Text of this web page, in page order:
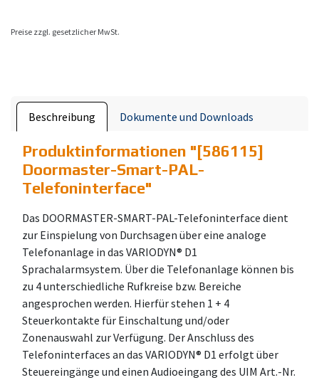
Preise zzgl. gesetzlicher MwSt.
Beschreibung Dokumente und Downloads
Produktinformationen " [586115]
Doormaster-Smart-PAL-
Telefoninterface"
Das DOORMASTER-SMART-PAL-Telefoninterface dient
zur Einspielung von Durchsagen über eine analoge
Telefonanlage in das VARIODYN® D1
Sprachalarmsystem. Über die Telefonanlage können bis
zu 4 unterschiedliche Rufkreise bzw. Bereiche
angesprochen werden. Hierfür stehen 1 + 4
Steuerkontakte für Einschaltung und/oder
Zonenauswahl zur Verfügung. Der Anschluss des
Telefoninterfaces an das VARIODYN® D1 erfolgt über
Steuereingänge und einen Audioeingang des UIM Art.-Nr.